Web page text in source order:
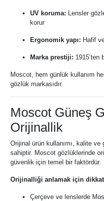
UV koruma: Lensler
korur
Ergonomik yapı: Hafif
Marka prestiji: 1915’ten
Moscot, hem günlük kullanım
gözlük markasıdır.
Moscot Güneş
Orijinallik
Orijinal ürün kullanımı, kalite ve
sahiptir. Moscot gözlüklerinde
güvenlik için temel bir faktördür.
Orijinalliği anlamak için
Çerçeve ve lenslerde